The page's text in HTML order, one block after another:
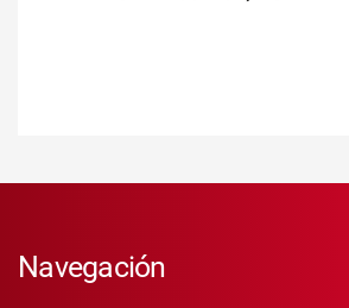
Navegación